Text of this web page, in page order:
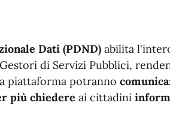
Dati (PDND)abilita
di Servizi Pubblici,
piattaforma potranno
più chiedere ai cittadini